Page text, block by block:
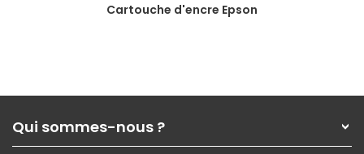
Cartouche d'encre Epson
Qui sommes-nous ?